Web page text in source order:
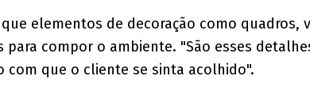
elementos de decoração como quadros,
compor o ambiente. "São esses
com que o cliente se sinta acolhido".